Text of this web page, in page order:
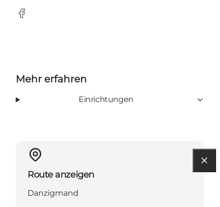
Facebook
Mehr erfahren
Einrichtungen
Route anzeigen
Danzigmand